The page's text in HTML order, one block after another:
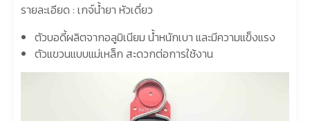
รายละเอียด : เกจ์น้ำยา หัวเดี่ยว
ตัวบอดี้ผลิตจากอลูมิเนียม น้ำหนักเบา และมีความแข็งแรง
ตัวแขวนแบบแม่เหล็ก สะดวกต่อการใช้งาน